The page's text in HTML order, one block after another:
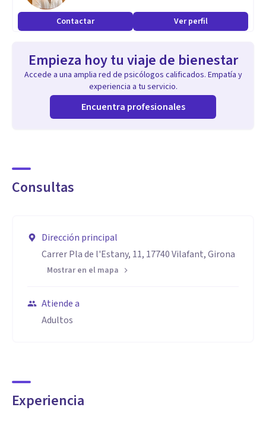
Contactar Ver perfil
Empieza hoy tu viaje de bienestar
Accede a una amplia red de psicólogos calificados. Empatía y
experiencia a tu servicio.
Encuentra profesionales
Consultas
Dirección principal
Carrer Pla de l'Estany, 11, 17740 Vilafant, Girona
Mostrar en el mapa
Atiende a
Adultos
Experiencia